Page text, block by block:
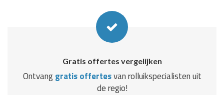
Gratis offertes vergelijken
Ontvanggratis offertesvan rolluikspecialisten uit
de regio!